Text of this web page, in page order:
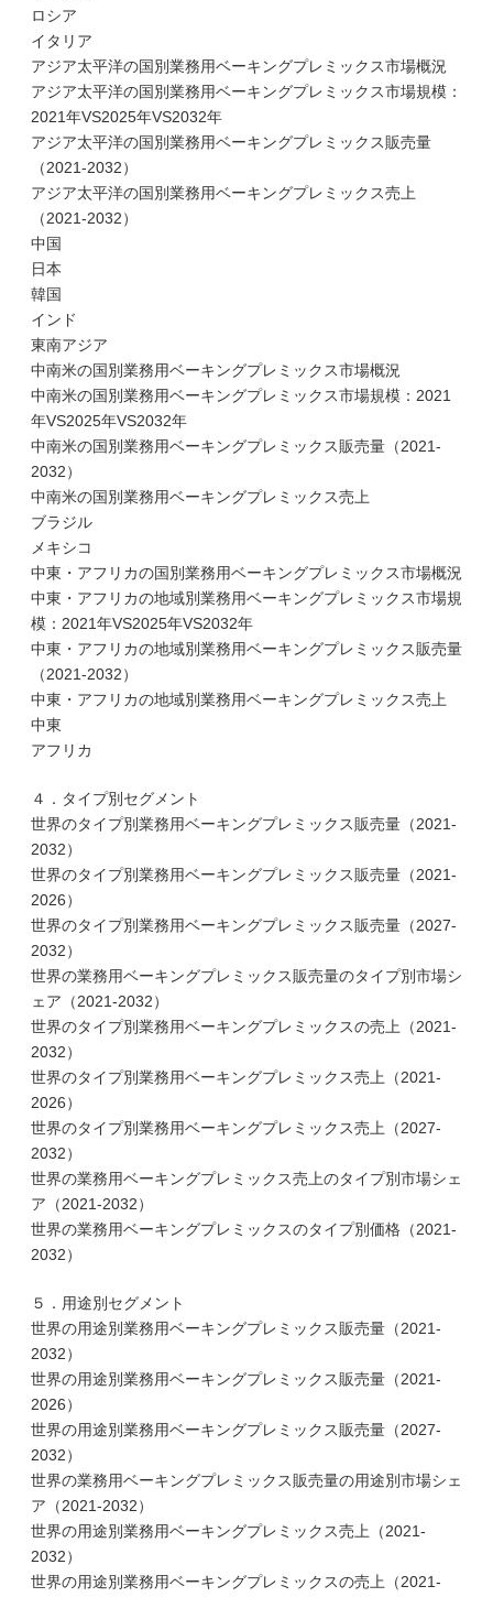
ロシア
イタリア
アジア太平洋の国別業務用ベーキングプレミックス市場概況
アジア太平洋の国別業務用ベーキングプレミックス市場規模：
2021年VS2025年VS2032年
アジア太平洋の国別業務用ベーキングプレミックス販売量
（2021-2032）
アジア太平洋の国別業務用ベーキングプレミックス売上
（2021-2032）
中国
日本
韓国
インド
東南アジア
中南米の国別業務用ベーキングプレミックス市場概況
中南米の国別業務用ベーキングプレミックス市場規模：2021
年VS2025年VS2032年
中南米の国別業務用ベーキングプレミックス販売量（2021-
2032）
中南米の国別業務用ベーキングプレミックス売上
ブラジル
メキシコ
中東・アフリカの国別業務用ベーキングプレミックス市場概況
中東・アフリカの地域別業務用ベーキングプレミックス市場規
模：2021年VS2025年VS2032年
中東・アフリカの地域別業務用ベーキングプレミックス販売量
（2021-2032）
中東・アフリカの地域別業務用ベーキングプレミックス売上
中東
アフリカ
４．タイプ別セグメント
世界のタイプ別業務用ベーキングプレミックス販売量（2021-
2032）
世界のタイプ別業務用ベーキングプレミックス販売量（2021-
2026）
世界のタイプ別業務用ベーキングプレミックス販売量（2027-
2032）
世界の業務用ベーキングプレミックス販売量のタイプ別市場シ
ェア（2021-2032）
世界のタイプ別業務用ベーキングプレミックスの売上（2021-
2032）
世界のタイプ別業務用ベーキングプレミックス売上（2021-
2026）
世界のタイプ別業務用ベーキングプレミックス売上（2027-
2032）
世界の業務用ベーキングプレミックス売上のタイプ別市場シェ
ア（2021-2032）
世界の業務用ベーキングプレミックスのタイプ別価格（2021-
2032）
５．用途別セグメント
世界の用途別業務用ベーキングプレミックス販売量（2021-
2032）
世界の用途別業務用ベーキングプレミックス販売量（2021-
2026）
世界の用途別業務用ベーキングプレミックス販売量（2027-
2032）
世界の業務用ベーキングプレミックス販売量の用途別市場シェ
ア（2021-2032）
世界の用途別業務用ベーキングプレミックス売上（2021-
2032）
世界の用途別業務用ベーキングプレミックスの売上（2021-